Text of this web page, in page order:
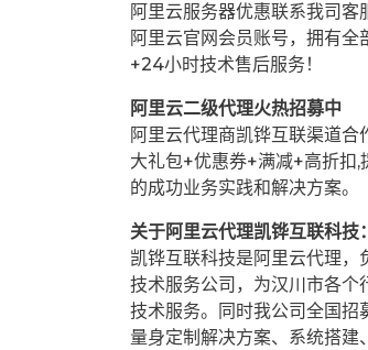
阿里云服务器优惠联系我司客
阿里云官网会员账号，拥有
+24小时技术售后服务！
阿里云二级代理火热招募中
阿里云代理商凯铧互联渠道
大礼包+优惠券+满减+高折扣
的成功业务实践和解决方案。
关于阿里云代理凯铧互联科技：
凯铧互联科技是阿里云代理
技术服务公司，为汉川市各
技术服务。同时我公司全国招
量身定制解决方案、系统搭建